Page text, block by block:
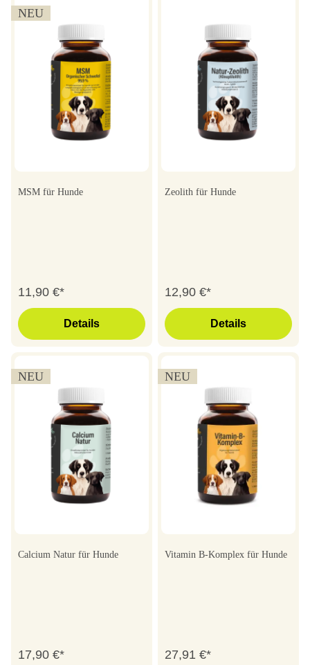
NEU
MSM für Hunde
11,90 €*
Details
Zeolith für Hunde
12,90 €*
Details
NEU
Calcium Natur für Hunde
17,90 €*
NEU
Vitamin B-Komplex für Hunde
27,91 €*